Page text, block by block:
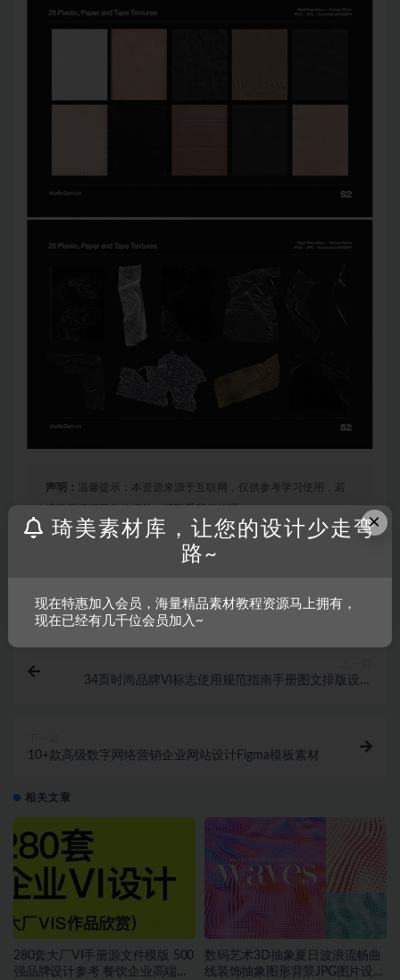
声明： 温馨提示：本资源来源于互联网，仅供参考学习使用，若
34页时尚品牌VI标志使用规范指南手册图文排版设计
10+款高级数字网络营销企业网站设计Figma模板素材
相关文章
280套大厂VI手册源文件模版 500
强品牌设计参考 餐饮企业高端矢
数码艺术3D抽象夏日波浪流畅曲
线装饰抽象图形背景JPG图片设计
×
琦美素材库，让您的设计少走弯
路~
现在特惠加入会员，海量精品素材教程资源马上拥有，
现在已经有几千位会员加入~